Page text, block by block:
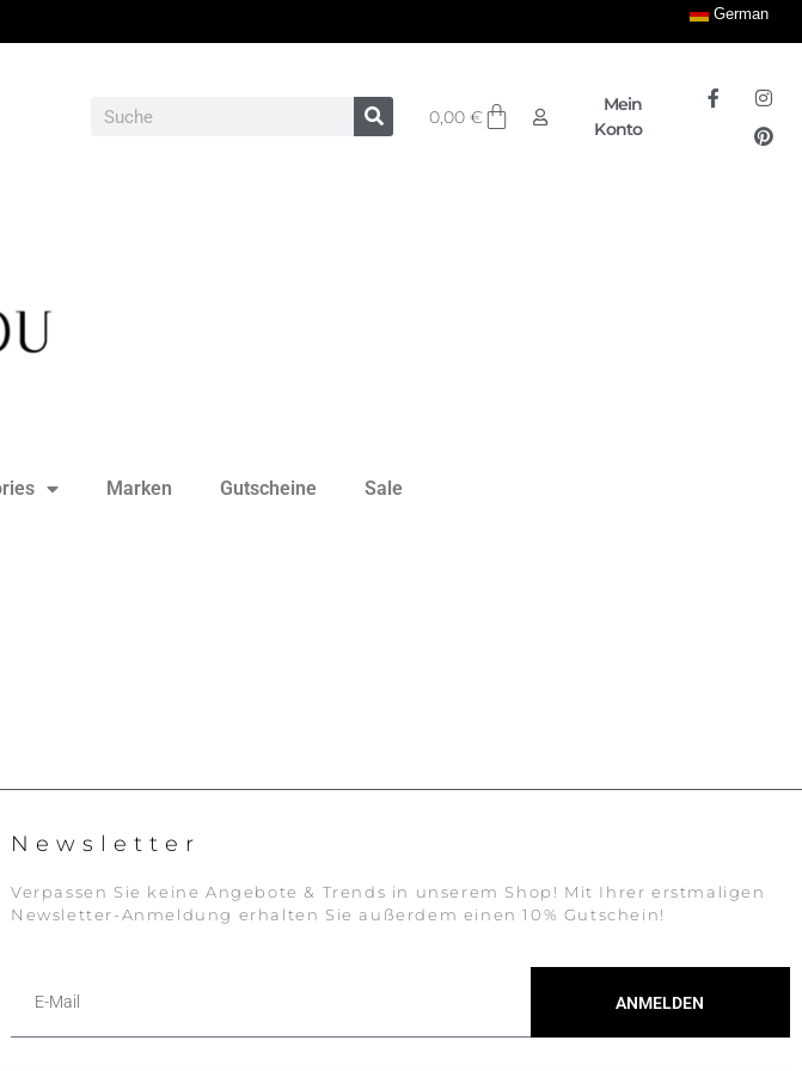
0,00€
Mein
Konto
Marken Gutscheine Sale
Newsletter
Verpassen Sie keine Angebote & Trends in unserem Shop! Mit Ihrer erstmaligen
Newsletter-Anmeldung erhalten Sie außerdem einen 10% Gutschein!
ANMELDEN
German